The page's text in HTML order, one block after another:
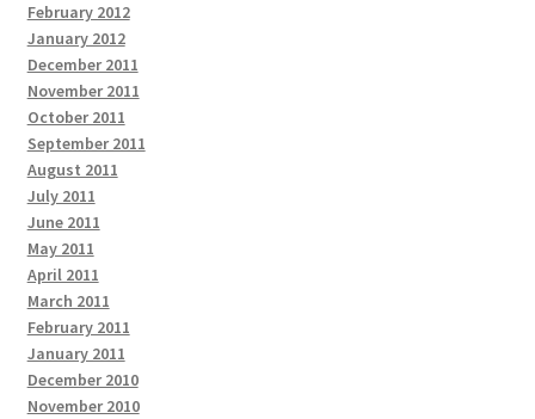
February 2012
January 2012
December 2011
November 2011
October 2011
September 2011
August 2011
July 2011
June 2011
May 2011
April 2011
March 2011
February 2011
January 2011
December 2010
November 2010